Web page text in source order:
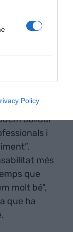
Policy
quinieles
que “ho
d'aquesta
d'Or i
ho ha
amb més
oblidar
i
més
que
molt bé",
que ha